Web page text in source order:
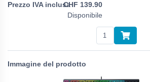
CHF 139.90
Disponibile